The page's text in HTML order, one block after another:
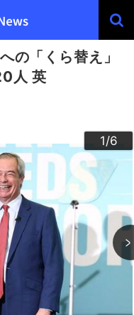
の「くら替え」
人 英
1/6
2/6
3/6
4/6
5/6
6/6